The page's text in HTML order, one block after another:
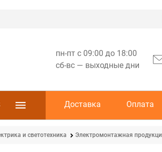
пн-пт с 09:00 до 18:00
сб-вс — выходные дни
Доставка Оплата
и светотехника Электромонтажная